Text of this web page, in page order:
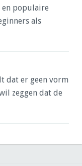
en populaire
als
dat er geen vorm
zeggen dat de